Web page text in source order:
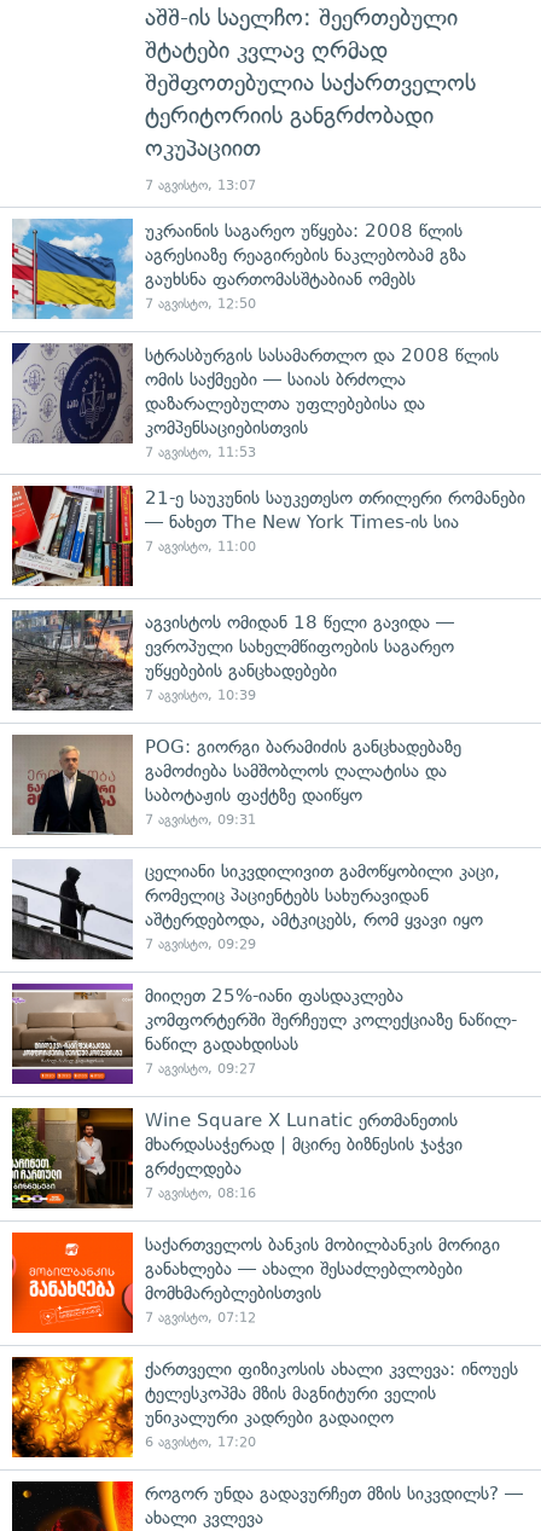
აშშ-ის საელჩო: შეერთებული
შტატები კვლავ ღრმად
შეშფოთებულია საქართველოს
ტერიტორიის განგრძობადი
ოკუპაციით
7 აგვისტო, 13:07
უკრაინის საგარეო უწყება: 2008 წლის
აგრესიაზე რეაგირების ნაკლებობამ გზა
გაუხსნა ფართომასშტაბიან ომებს
7 აგვისტო, 12:50
სტრასბურგის სასამართლო და 2008 წლის
ომის საქმეები — საიას ბრძოლა
დაზარალებულთა უფლებებისა და
კომპენსაციებისთვის
7 აგვისტო, 11:53
21-ე საუკუნის საუკეთესო თრილერი რომანები
— ნახეთ The New York Times-ის სია
7 აგვისტო, 11:00
აგვისტოს ომიდან 18 წელი გავიდა —
ევროპული სახელმწიფოების საგარეო
უწყებების განცხადებები
7 აგვისტო, 10:39
POG: გიორგი ბარამიძის განცხადებაზე
გამოძიება სამშობლოს ღალატისა და
საბოტაჟის ფაქტზე დაიწყო
7 აგვისტო, 09:31
ცელიანი სიკვდილივით გამოწყობილი კაცი,
რომელიც პაციენტებს სახურავიდან
აშტერდებოდა, ამტკიცებს, რომ ყვავი იყო
7 აგვისტო, 09:29
მიიღეთ 25%-იანი ფასდაკლება
კომფორტერში შერჩეულ კოლექციაზე ნაწილ-
ნაწილ გადახდისას
7 აგვისტო, 09:27
Wine Square X Lunatic ერთმანეთის
მხარდასაჭერად | მცირე ბიზნესის ჯაჭვი
გრძელდება
7 აგვისტო, 08:16
საქართველოს ბანკის მობილბანკის მორიგი
განახლება — ახალი შესაძლებლობები
მომხმარებლებისთვის
7 აგვისტო, 07:12
ქართველი ფიზიკოსის ახალი კვლევა: ინოუეს
ტელესკოპმა მზის მაგნიტური ველის
უნიკალური კადრები გადაიღო
6 აგვისტო, 17:20
როგორ უნდა გადავურჩეთ მზის სიკვდილს? —
ახალი კვლევა